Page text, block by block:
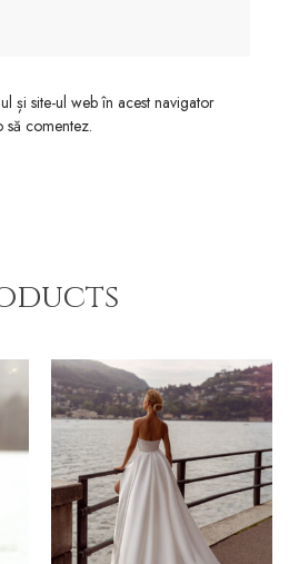
și site-ul web în acest navigator
comentez.